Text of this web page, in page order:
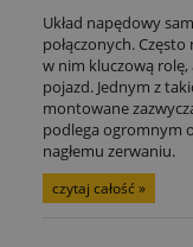
Układ napędowy
połączonych.
w nim kluczową rolę,
pojazd. Jednym z
montowane
podlega ogromnym
nagłemu zerwaniu.
czytaj całość »